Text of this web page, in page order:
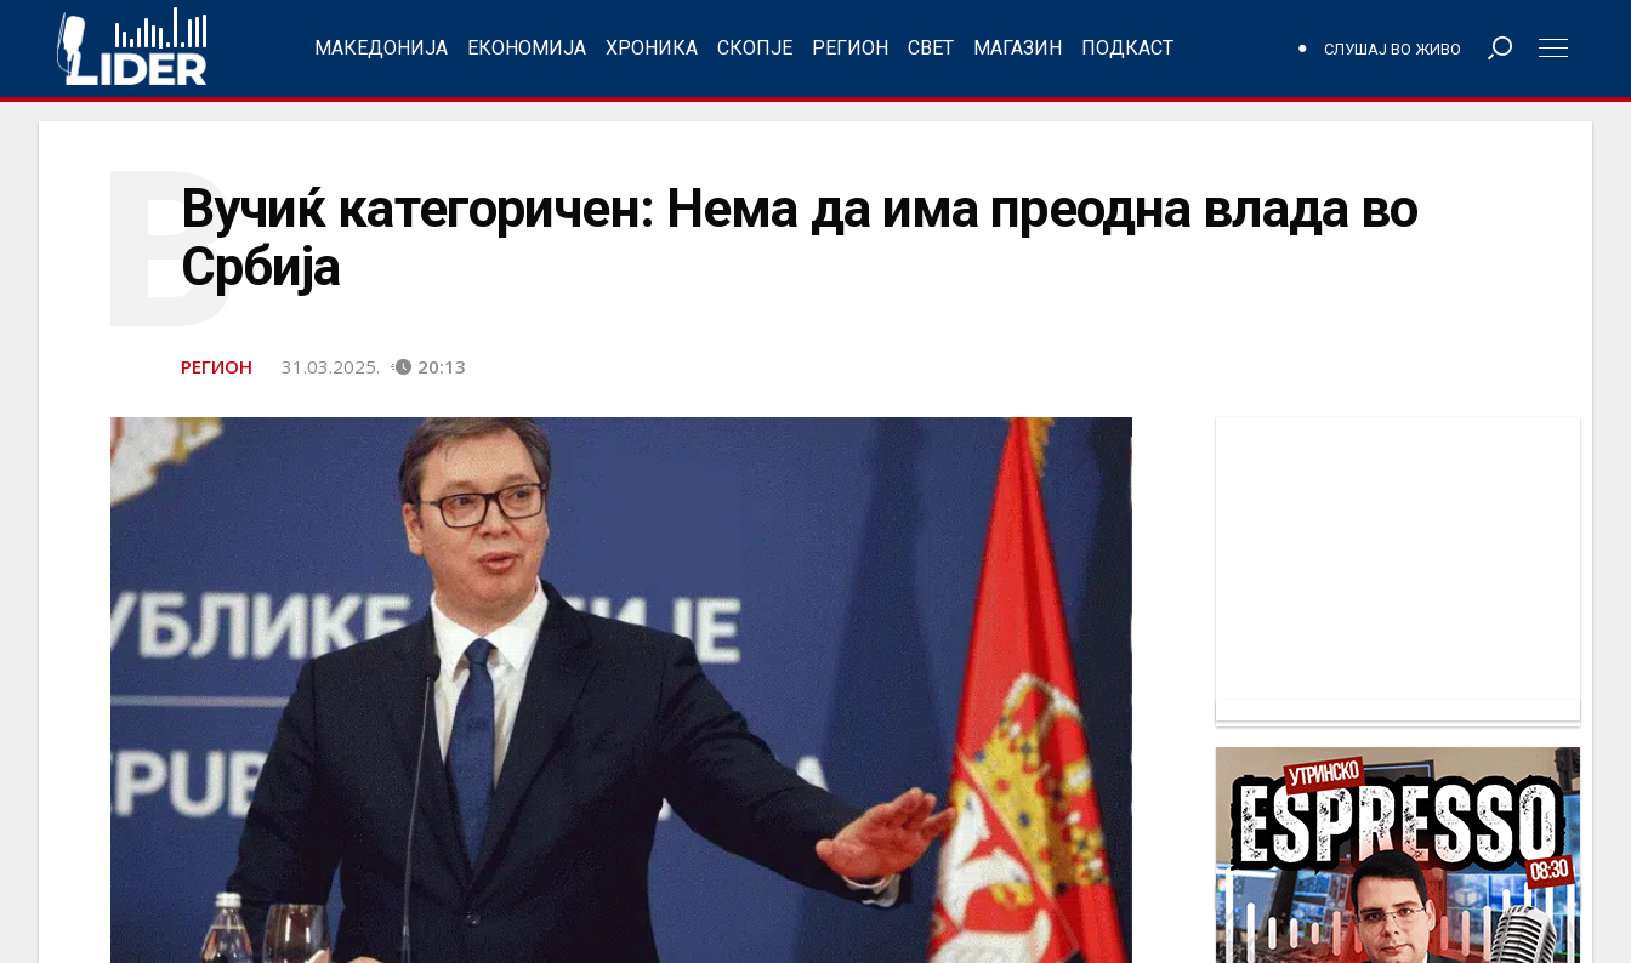
МАКЕДОНИЈА ЕКОНОМИЈА ХРОНИКА СКОПЈЕ РЕГИОН СВЕТ МАГАЗИН ПОДКАСТ СЛУШАЈ ВО ЖИВО
Вучиќ категоричен: Нема да има преодна влада во
Србија
В
РЕГИОН 31.03.2025. 20:13